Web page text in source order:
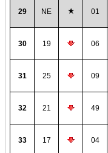
29 NE 01
30 19 06
31 25 09
32 21 49
33 17 04